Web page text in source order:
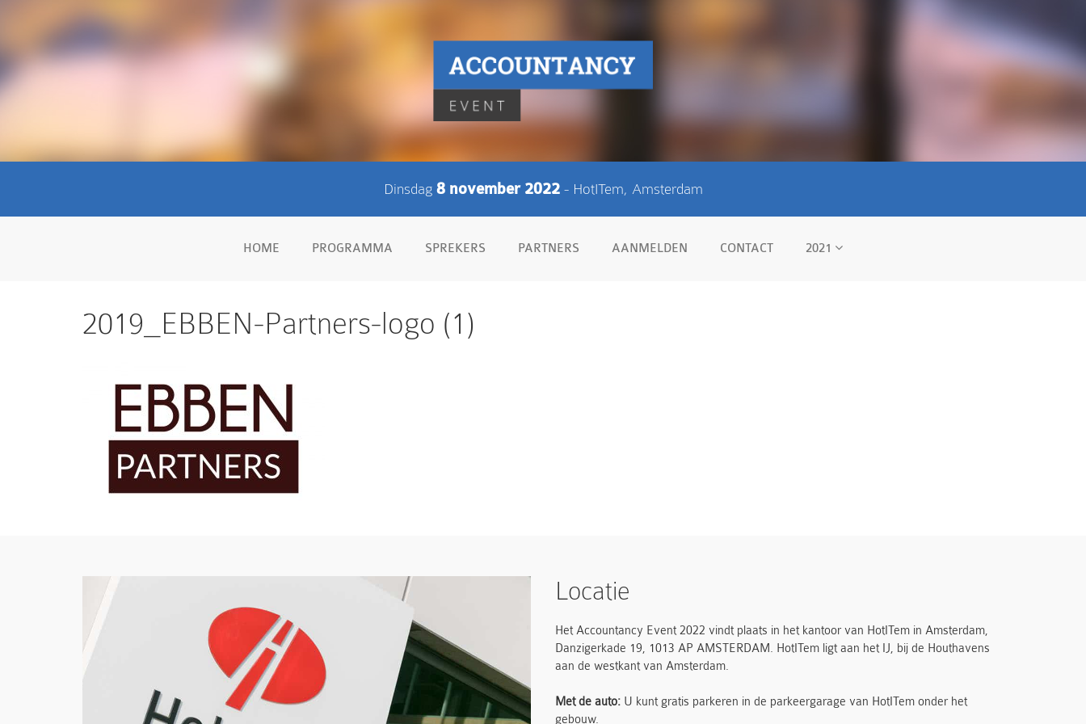
Dinsdag 8 november 2022- HotITem, Amsterdam
HOME PROGRAMMA SPREKERS PARTNERS AANMELDEN CONTACT 2021
2019_EBBEN-Partners-logo (1)
Locatie
Het Accountancy Event 2022 vindt plaats in het kantoor van HotITem in Amsterdam,
Danzigerkade 19, 1013 AP AMSTERDAM. HotITem ligt aan het IJ, bij de Houthavens
aan de westkant van Amsterdam.
Met de auto: U kunt gratis parkeren in de parkeergarage van HotITem onder het
gebouw.